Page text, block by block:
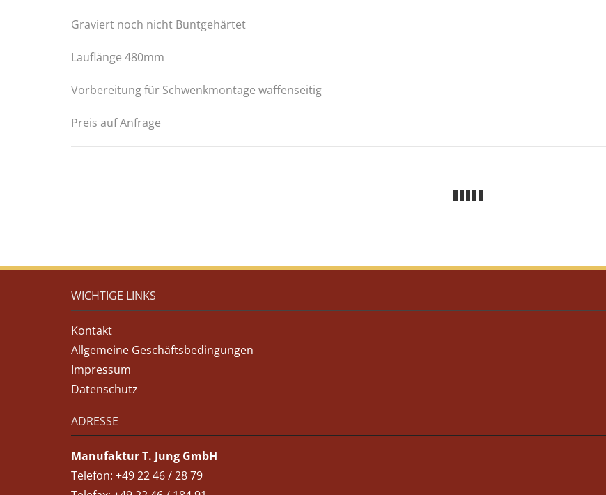
Graviert noch nicht Buntgehärtet
Lauflänge 480mm
Vorbereitung für Schwenkmontage waffenseitig
Preis auf Anfrage
WICHTIGE LINKS
Kontakt
Allgemeine Geschäftsbedingungen
Impressum
Datenschutz
ADRESSE
Manufaktur T. Jung GmbH
Telefon: +49 22 46 / 28 79